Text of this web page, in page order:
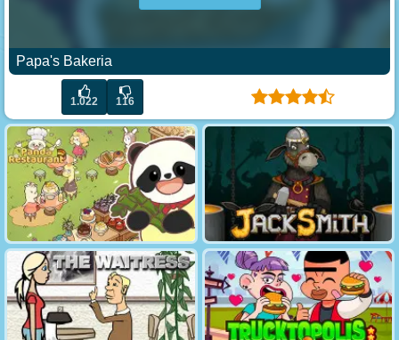
Papa's Bakeria
1.022 116